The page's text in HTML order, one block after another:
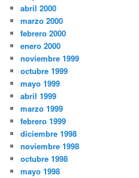
abril 2000
marzo 2000
febrero 2000
enero 2000
noviembre 1999
octubre 1999
mayo 1999
abril 1999
marzo 1999
febrero 1999
diciembre 1998
noviembre 1998
octubre 1998
mayo 1998